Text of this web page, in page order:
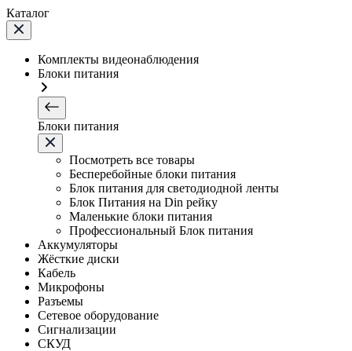
Каталог
Комплекты видеонаблюдения
Блоки питания
Блоки питания
Посмотреть все товары
Бесперебойные блоки питания
Блок питания для светодиодной ленты
Блок Питания на Din рейку
Маленькие блоки питания
Профессиональный Блок питания
Аккумуляторы
Жёсткие диски
Кабель
Микрофоны
Разъемы
Сетевое оборудование
Сигнализации
СКУД